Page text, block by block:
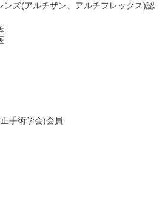
ンズ(アルチザン、アルチフレックス)認
手術学会)会員